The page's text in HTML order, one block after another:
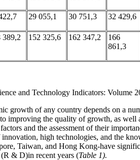
29 055,1 30 751,3 32 429,6
389,2 152 325,6 162 347,2
166
861,3
and Technology Indicators: Volume
growth of any country depends on a
improving the quality of growth, as well
and the assessment of their
high technologies, and the
Taiwan, and Hong Kong-have
& D)in recent years (Table 1).